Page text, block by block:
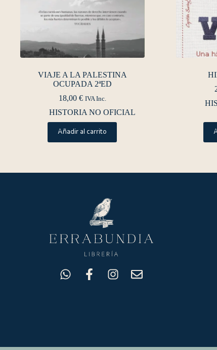
VIAJE A LA PALESTINA
OCUPADA 2ªED
18,00 € IVA Inc.
HISTORIA NO OFICIAL
Añadir al carrito